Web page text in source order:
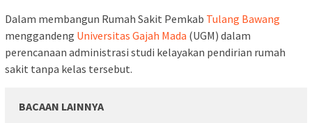
Dalam membangun Rumah Sakit Pemkab Tulang Bawang
menggandeng Universitas Gajah Mada (UGM) dalam
perencanaan administrasi studi kelayakan pendirian rumah
sakit tanpa kelas tersebut.
BACAAN LAINNYA